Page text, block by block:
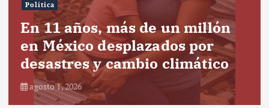
Política
En 11 años, más de un millón
en México desplazados por
desastres y cambio climático
agosto 1, 2026